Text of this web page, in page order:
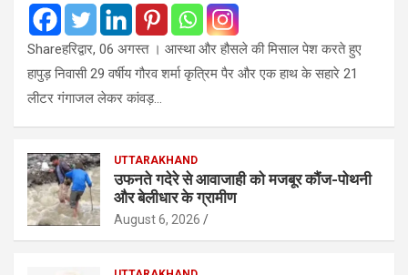
Shareहरिद्वार, 06 अगस्त । आस्था और हौसले की मिसाल पेश करते हुए
हापुड़ निवासी 29 वर्षीय गौरव शर्मा कृत्रिम पैर और एक हाथ के सहारे 21
लीटर गंगाजल लेकर कांवड़…
UTTARAKHAND
उफनते गदेरे से आवाजाही को मजबूर कौंज-पोथनी
और बेलीधार के ग्रामीण
August 6, 2026